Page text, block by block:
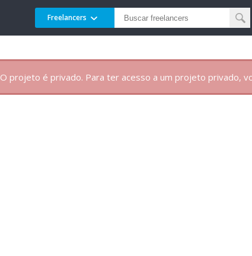
Freelancers
O projeto é privado. Para ter acesso a um projeto privado,